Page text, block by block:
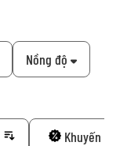
Nồng độ
Khuyến